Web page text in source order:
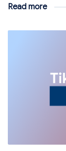
Read more